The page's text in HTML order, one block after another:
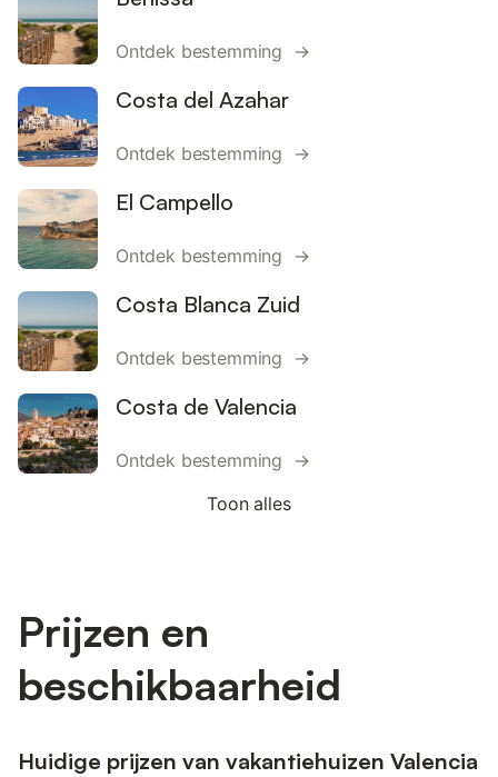
Ontdek bestemming →
Costa del Azahar
Ontdek bestemming →
El Campello
Ontdek bestemming →
Costa Blanca Zuid
Ontdek bestemming →
Costa de Valencia
Ontdek bestemming →
Toon alles
Prijzen en
beschikbaarheid
Huidige prijzen van vakantiehuizen Valencia